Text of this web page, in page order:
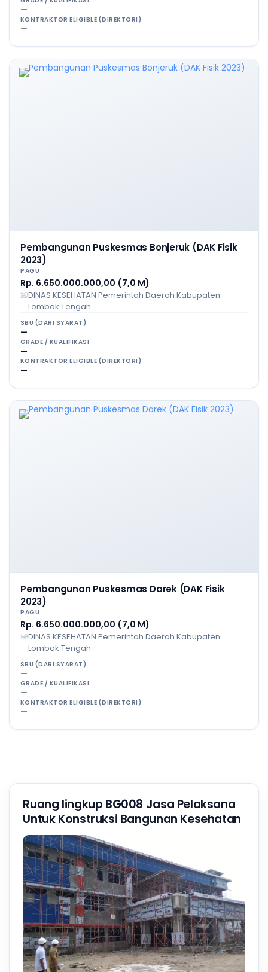
—
KONTRAKTOR ELIGIBLE (DIREKTORI)
—
Pembangunan Puskesmas Bonjeruk (DAK Fisik
2023)
PAGU
Rp. 6.650.000.000,00 (7,0 M)
DINAS KESEHATAN Pemerintah Daerah Kabupaten
Lombok Tengah
SBU (DARI SYARAT)
—
GRADE / KUALIFIKASI
—
KONTRAKTOR ELIGIBLE (DIREKTORI)
—
Pembangunan Puskesmas Darek (DAK Fisik
2023)
PAGU
Rp. 6.650.000.000,00 (7,0 M)
DINAS KESEHATAN Pemerintah Daerah Kabupaten
Lombok Tengah
SBU (DARI SYARAT)
—
GRADE / KUALIFIKASI
—
KONTRAKTOR ELIGIBLE (DIREKTORI)
—
Ruang lingkup BG008 Jasa Pelaksana
Untuk Konstruksi Bangunan Kesehatan